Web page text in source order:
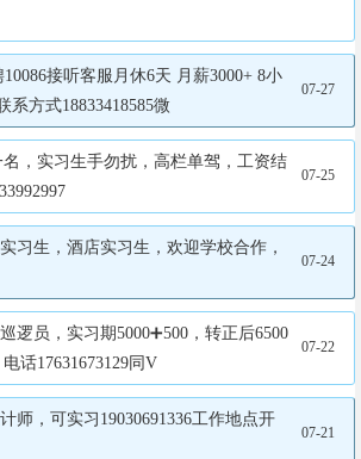
接听客服月休6天 月薪3000+ 8小
系方式18833418585微
07-27
，实习生手勿扰，高栏单驾，工资结
07-25
习生，酒店实习生，欢迎学校合作，
07-24
逻员，实习期5000➕500，转正后6500
话17631673129同V
07-22
师，可实习19030691336工作地点开
07-21